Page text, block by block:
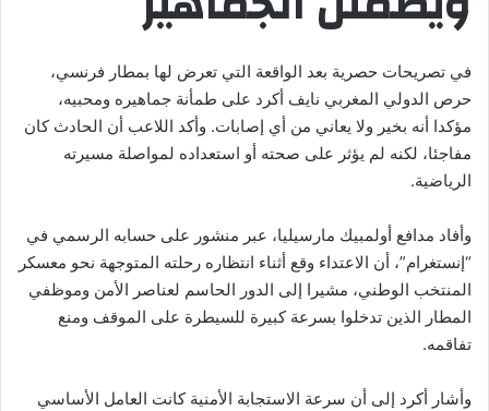
في تصريحات حصرية بعد الواقعة التي تعرض لها بمطار فرنسي،
حرص الدولي المغربي نايف أكرد على طمأنة جماهيره ومحبيه،
مؤكدا أنه بخير ولا يعاني من أي إصابات. وأكد اللاعب أن الحادث كان
مفاجئا، لكنه لم يؤثر على صحته أو استعداده لمواصلة مسيرته
الرياضية.
وأفاد مدافع أولمبيك مارسيليا، عبر منشور على حسابه الرسمي في
“إنستغرام”، أن الاعتداء وقع أثناء انتظاره رحلته المتوجهة نحو معسكر
المنتخب الوطني، مشيرا إلى الدور الحاسم لعناصر الأمن وموظفي
المطار الذين تدخلوا بسرعة كبيرة للسيطرة على الموقف ومنع
تفاقمه.
وأشار أكرد إلى أن سرعة الاستجابة الأمنية كانت العامل الأساسي